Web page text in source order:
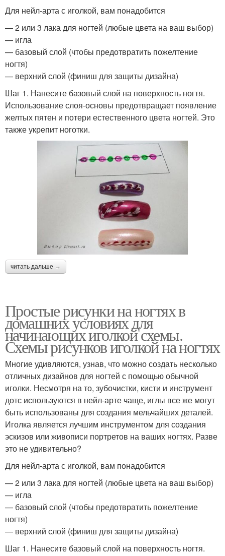
Для нейл-арта с иголкой, вам понадобится
— 2 или 3 лака для ногтей (любые цвета на ваш выбор)
— игла
— базовый слой (чтобы предотвратить пожелтение
ногтя)
— верхний слой (финиш для защиты дизайна)
Шаг 1. Нанесите базовый слой на поверхность ногтя.
Использование слоя-основы предотвращает появление
желтых пятен и потери естественного цвета ногтей. Это
также укрепит ноготки.
читать дальше →
Простые рисунки на ногтях в
домашних условиях для
начинающих иголкой схемы.
Схемы рисунков иголкой на ногтях
Многие удивляются, узнав, что можно создать несколько
отличных дизайнов для ногтей с помощью обычной
иголки. Несмотря на то, зубочистки, кисти и инструмент
дотс используются в нейл-арте чаще, иглы все же могут
быть использованы для создания мельчайших деталей.
Иголка является лучшим инструментом для создания
эскизов или живописи портретов на ваших ногтях. Разве
это не удивительно?
Для нейл-арта с иголкой, вам понадобится
— 2 или 3 лака для ногтей (любые цвета на ваш выбор)
— игла
— базовый слой (чтобы предотвратить пожелтение
ногтя)
— верхний слой (финиш для защиты дизайна)
Шаг 1. Нанесите базовый слой на поверхность ногтя.